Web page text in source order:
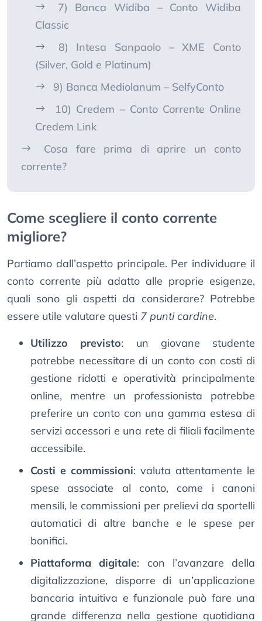
7) Banca Widiba – Conto Widiba
Classic
8) Intesa Sanpaolo – XME Conto
(Silver, Gold e Platinum)
9) Banca Mediolanum – SelfyConto
10) Credem – Conto Corrente Online
Credem Link
Cosa fare prima di aprire un conto
corrente?
Come scegliere il conto corrente
migliore?
Partiamo dall’aspetto principale. Per individuare il
conto corrente più adatto alle proprie esigenze,
quali sono gli aspetti da considerare? Potrebbe
essere utile valutare questi 7 punti cardine.
Utilizzo previsto: un giovane studente
potrebbe necessitare di un conto con costi di
gestione ridotti e operatività principalmente
online, mentre un professionista potrebbe
preferire un conto con una gamma estesa di
servizi accessori e una rete di filiali facilmente
accessibile.
Costi e commissioni: valuta attentamente le
spese associate al conto, come i canoni
mensili, le commissioni per prelievi da sportelli
automatici di altre banche e le spese per
bonifici.
Piattaforma digitale: con l’avanzare della
digitalizzazione, disporre di un’applicazione
bancaria intuitiva e funzionale può fare una
grande differenza nella gestione quotidiana